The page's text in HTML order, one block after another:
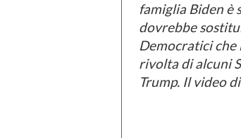
famiglia Biden è
dovrebbe
Democratici che
rivolta di alcuni
Trump. Il video